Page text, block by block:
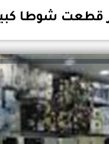
قطعت شوطا